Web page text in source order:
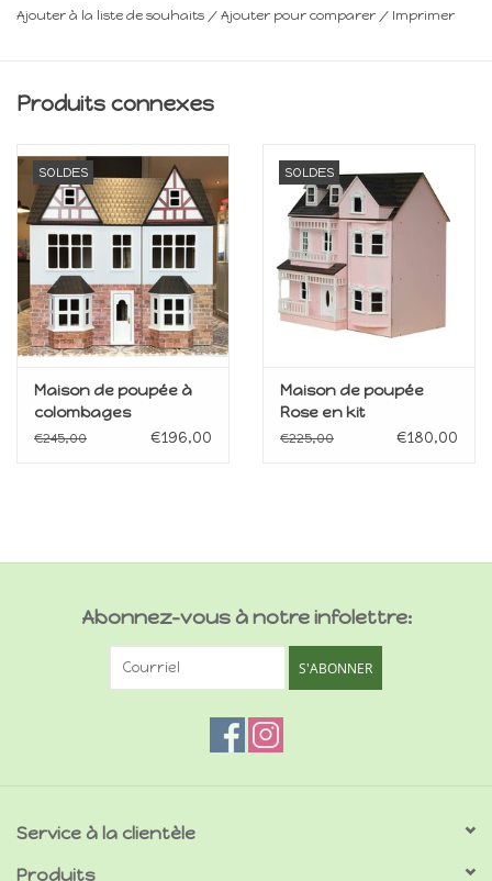
Prix si acheté en boutique à Genval : 195€
Ajouter à la liste de souhaits / Ajouter pour comparer / Imprimer
Produits connexes
SOLDES
Maison de poupée à
colombages
€245,00 €196,00
SOLDES
Maison de poupée
Rose en kit
€225,00 €180,00
Abonnez-vous à notre infolettre:
S'ABONNER
Service à la clientèle
Produits